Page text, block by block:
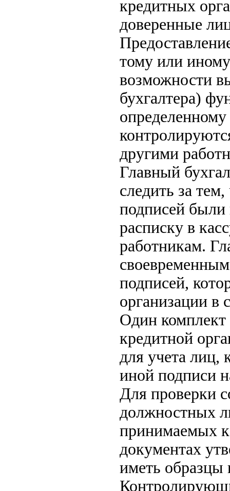
кредитных
доверенные
тому или
возможности
бухгалтера)
другими
Главный
следить за
подписей были
расписку в
работникам.
подписей,
организации в
Один
кредитной
для учета лиц,
иной подписи
Для проверки
должностных
принимаемых
документах
иметь образцы